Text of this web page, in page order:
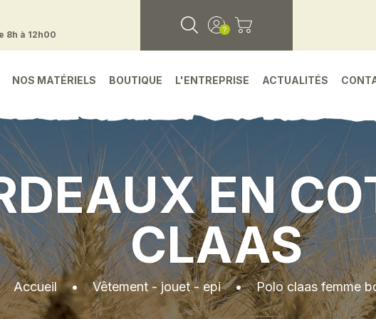
8h à 12h00
NOS MATÉRIELS BOUTIQUE L'ENTREPRISE ACTUALITÉS
EN
CLAAS
Accueil•Vêtement - jouet - epi•Polo claas femme